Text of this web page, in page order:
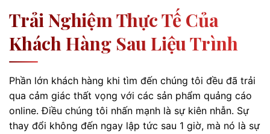
Trải Nghiệm Thực Tế Của
Khách Hàng Sau Liệu Trình
Phần lớn khách hàng khi tìm đến chúng tôi đều đã trải
qua cảm giác thất vọng với các sản phẩm quảng cáo
online. Điều chúng tôi nhấn mạnh là sự kiên nhẫn. Sự
thay đổi không đến ngay lập tức sau 1 giờ, mà nó là sự